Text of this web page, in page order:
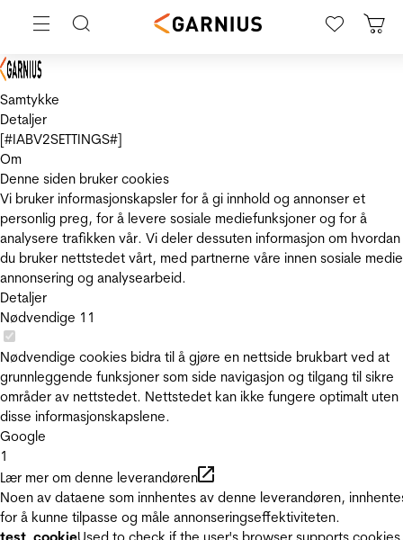
Samtykke
Detaljer
[#IABV2SETTINGS#]
Om
Denne siden bruker cookies
Vi bruker informasjonskapsler for å gi innhold og annonser et
personlig preg, for å levere sosiale mediefunksjoner og for å
analysere trafikken vår. Vi deler dessuten informasjon om hvordan
du bruker nettstedet vårt, med partnerne våre innen sosiale
annonsering og analysearbeid.
Detaljer
Nødvendige 11
Nødvendige cookies bidra til å gjøre en nettside brukbart ved at
grunnleggende funksjoner som side navigasjon og tilgang til sikre
områder av nettstedet. Nettstedet kan ikke fungere optimalt uten
disse informasjonskapslene.
Google
1
Lær mer om denne leverandøren
Noen av dataene som innhentes av denne leverandøren,
for å kunne tilpasse og måle annonseringseffektiviteten.